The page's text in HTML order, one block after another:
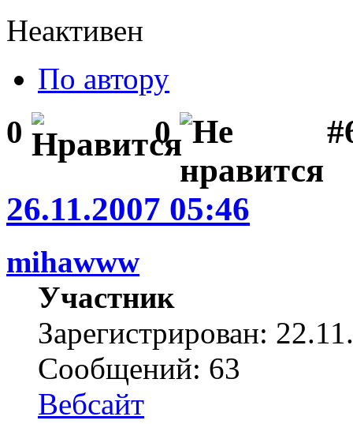
Неактивен
По автору
0 0
26.11.2007 05:46
mihawww
Участник
Зарегистрирован:
Сообщений: 63
Вебсайт